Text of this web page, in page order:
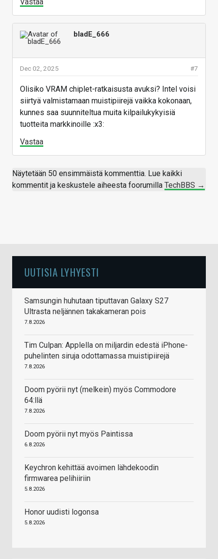
bladE_666
#7
Dec 02, 2025
Olisiko VRAM chiplet-ratkaisusta avuksi? Intel voisi
siirtyä valmistamaan muistipiirejä vaikka kokonaan,
kunnes saa suunniteltua muita kilpailukykyisiä
tuotteita markkinoille :x3:
Vastaa
Näytetään 50 ensimmäistä kommenttia. Lue kaikki
kommentit ja keskustele aiheesta foorumilla TechBBS →
UUTISIA LYHYESTI
Samsungin huhutaan tiputtavan Galaxy S27
Ultrasta neljännen takakameran pois
7.8.2026
Tim Culpan: Applella on miljardin edestä iPhone-
puhelinten siruja odottamassa muistipiirejä
7.8.2026
Doom pyörii nyt (melkein) myös Commodore
64:llä
7.8.2026
Doom pyörii nyt myös Paintissa
6.8.2026
Keychron kehittää avoimen lähdekoodin
firmwarea pelihiiriin
5.8.2026
Honor uudisti logonsa
5.8.2026